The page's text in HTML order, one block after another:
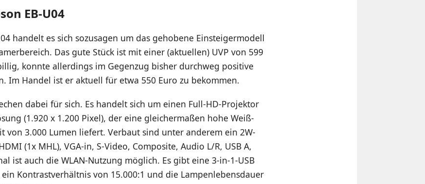
EB-U04
handelt es sich sozusagen um das gehobene Einsteigermodell
Das gute Stück ist mit einer (aktuellen) UVP von 599
konnte allerdings im Gegenzug bisher durchweg positive
Im Handel ist er aktuell für etwa 550 Euro zu bekommen.
dabei für sich. Es handelt sich um einen Full-HD-Projektor
(1.920 x 1.200 Pixel), der eine gleichermaßen hohe Weiß-
von 3.000 Lumen liefert. Verbaut sind unter anderem ein 2W-
(1x MHL), VGA-in, S-Video, Composite, Audio L/R, USB A,
ist auch die WLAN-Nutzung möglich. Es gibt eine 3-in-1-USB
Kontrastverhältnis von 15.000:1 und die Lampenlebensdauer